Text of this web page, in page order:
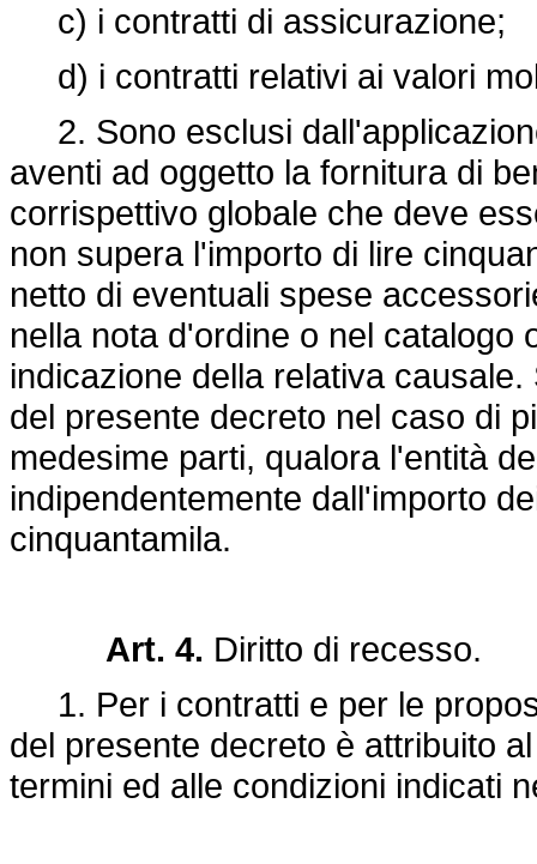
c) i contratti di assicurazione;
d) i contratti relativi ai valori
2. Sono esclusi
aventi ad oggetto la fornitura di
corrispettivo globale che deve
non supera l'importo di lire
netto di eventuali spese
nella nota d'ordine o nel catalogo
indicazione della relativa
del presente decreto nel caso di
medesime parti, qualora l'entità
indipendentemente dall'importo
cinquantamila.
Art. 4. Diritto di recesso.
1. Per i contratti e per le
del presente decreto è attribuito
termini ed alle condizioni indicati